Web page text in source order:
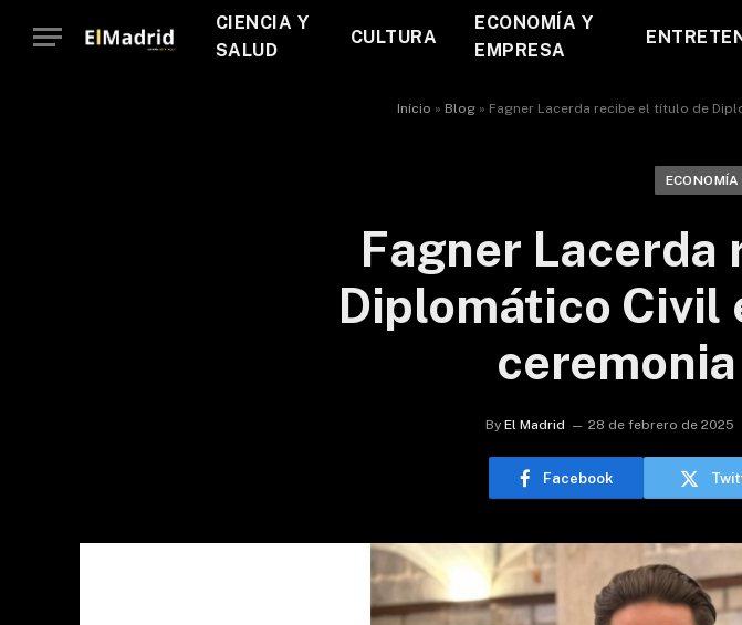
CIENCIA Y
SALUD
CULTURA
ECONOMÍA Y
EMPRESA
Início » Blog» Fagner Lacerda recibe el título de
ECONOMÍA
Fagner
Diplomático Civil
By El Madrid 28 de febrero de 2025
Facebook